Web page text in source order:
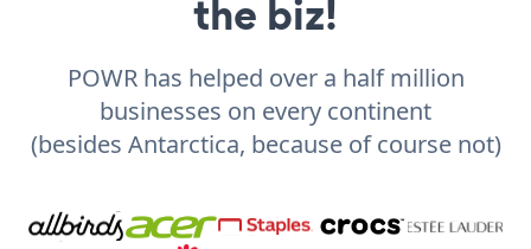
the biz!
POWR has helped over a half million
businesses on every continent
(besides Antarctica, because of course not)